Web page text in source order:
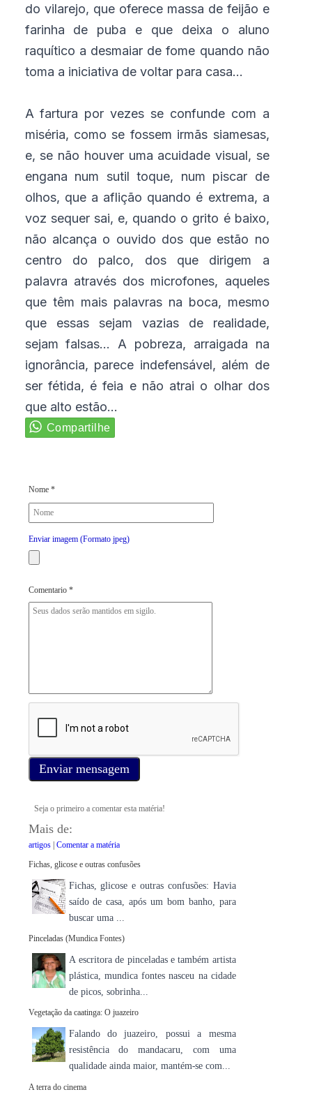
do vilarejo, que oferece massa de feijão e
farinha de puba e que deixa o aluno
raquítico a desmaiar de fome quando não
toma a iniciativa de voltar para casa...
A fartura por vezes se confunde com a
miséria, como se fossem irmãs siamesas,
e, se não houver uma acuidade visual, se
engana num sutil toque, num piscar de
olhos, que a aflição quando é extrema, a
voz sequer sai, e, quando o grito é baixo,
não alcança o ouvido dos que estão no
centro do palco, dos que dirigem a
palavra através dos microfones, aqueles
que têm mais palavras na boca, mesmo
que essas sejam vazias de realidade,
sejam falsas... A pobreza, arraigada na
ignorância, parece indefensável, além de
ser fétida, é feia e não atrai o olhar dos
que alto estão...
Nome *
Enviar imagem (Formato jpeg)
Comentario *
Enviar mensagem
Seja o primeiro a comentar esta matéria!
Mais de:
artigos| Comentar a matéria
Fichas, glicose e outras confusões
Fichas, glicose e outras confusões: Havia
saído de casa, após um bom banho, para
buscar uma ...
Pinceladas (Mundica Fontes)
A escritora de pinceladas e também artista
plástica, mundica fontes nasceu na cidade
de picos, sobrinha...
Vegetação da caatinga: O juazeiro
Falando do juazeiro, possui a mesma
resistência do mandacaru, com uma
qualidade ainda maior, mantém-se com...
A terra do cinema